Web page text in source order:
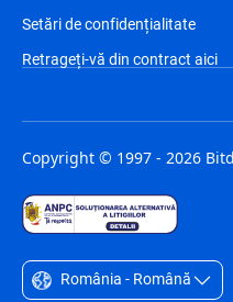
Setări de confidențialitate
Retrageți-vă din contract aici
Copyright © 1997 - 2026
România - Română